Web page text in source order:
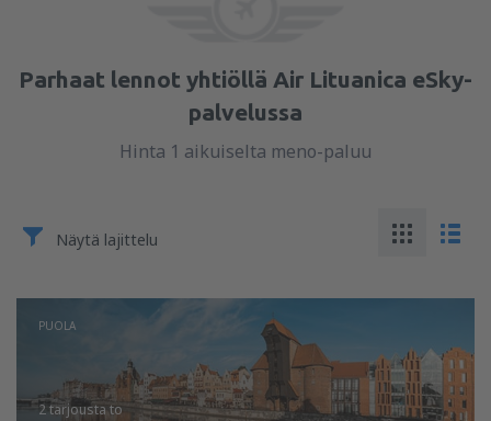
Parhaat lennot yhtiöllä Air Lituanica eSky-
palvelussa
Hinta 1 aikuiselta meno-paluu
Näytä lajittelu
PUOLA
2 tarjousta to